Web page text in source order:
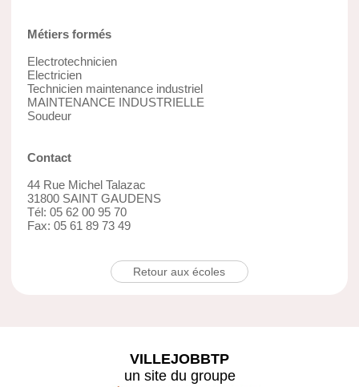
Métiers formés
Electrotechnicien
Electricien
Technicien maintenance industriel
MAINTENANCE INDUSTRIELLE
Soudeur
Contact
44 Rue Michel Talazac
31800 SAINT GAUDENS
Tél: 05 62 00 95 70
Fax: 05 61 89 73 49
Retour aux écoles
VILLEJOBBTP
un site du groupe